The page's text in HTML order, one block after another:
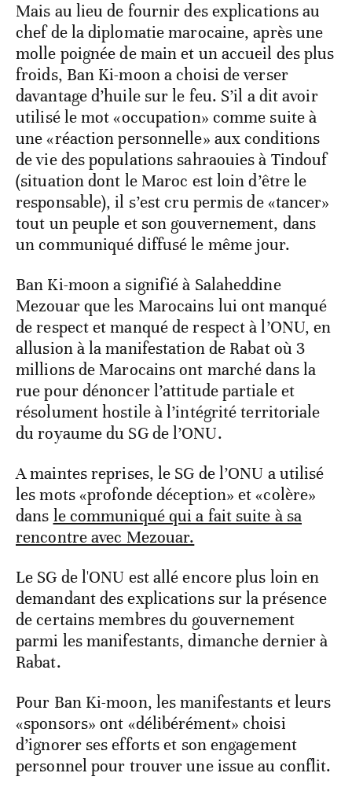
Mais au lieu de fournir des explications au
chef de la diplomatie marocaine, après une
molle poignée de main et un accueil des plus
froids, Ban Ki-moon a choisi de verser
davantage d’huile sur le feu. S’il a dit avoir
utilisé le mot «occupation» comme suite à
une «réaction personnelle» aux conditions
de vie des populations sahraouies à Tindouf
(situation dont le Maroc est loin d’être le
responsable), il s’est cru permis de «tancer»
tout un peuple et son gouvernement, dans
un communiqué diffusé le même jour.
Ban Ki-moon a signifié à Salaheddine
Mezouar que les Marocains lui ont manqué
de respect et manqué de respect à l’ONU, en
allusion à la manifestation de Rabat où 3
millions de Marocains ont marché dans la
rue pour dénoncer l’attitude partiale et
résolument hostile à l’intégrité territoriale
du royaume du SG de l’ONU.
A maintes reprises, le SG de l’ONU a utilisé
les mots «profonde déception» et «colère»
dans le communiqué qui a fait suite à sa
rencontre avec Mezouar.
Le SG de l'ONU est allé encore plus loin en
demandant des explications sur la présence
de certains membres du gouvernement
parmi les manifestants, dimanche dernier à
Rabat.
Pour Ban Ki-moon, les manifestants et leurs
«sponsors» ont «délibérément» choisi
d’ignorer ses efforts et son engagement
personnel pour trouver une issue au conflit.